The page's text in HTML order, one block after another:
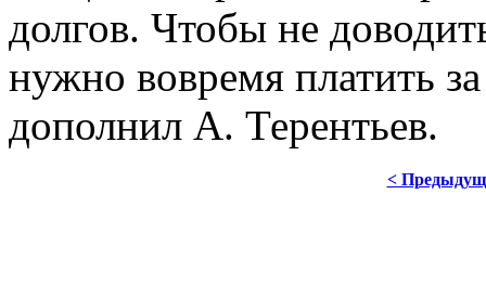
долгов. Чтобы не
нужно вовремя платить
дополнил А. Терентьев.
<